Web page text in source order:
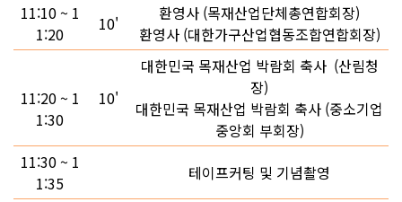
11:10 ~ 1
1:20
10'
환영사 (목재산업단체총연합회장)
환영사 (대한가구산업협동조합연합회장)
11:20 ~ 1
1:30
10'
대한민국 목재산업 박람회 축사 (산림청
장)
대한민국 목재산업 박람회 축사 (중소기업
중앙회 부회장)
11:30 ~ 1
1:35
테이프커팅 및 기념촬영